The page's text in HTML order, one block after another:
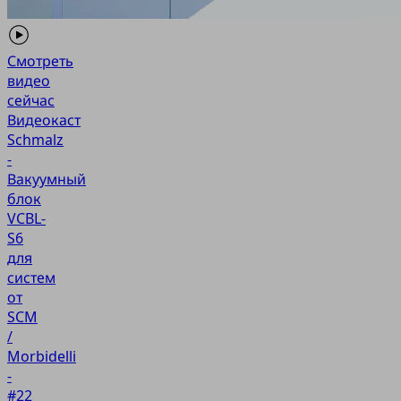
Смотреть
видео
сейчас
Видеокаст
Schmalz
-
Вакуумный
блок
VCBL-
S6
для
систем
от
SCM
/
Morbidelli
-
#22